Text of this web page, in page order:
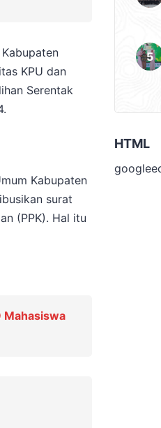
KPU dan
Serentak
Kabupaten
surat
(PPK). Hal itu
Mahasiswa
HTML